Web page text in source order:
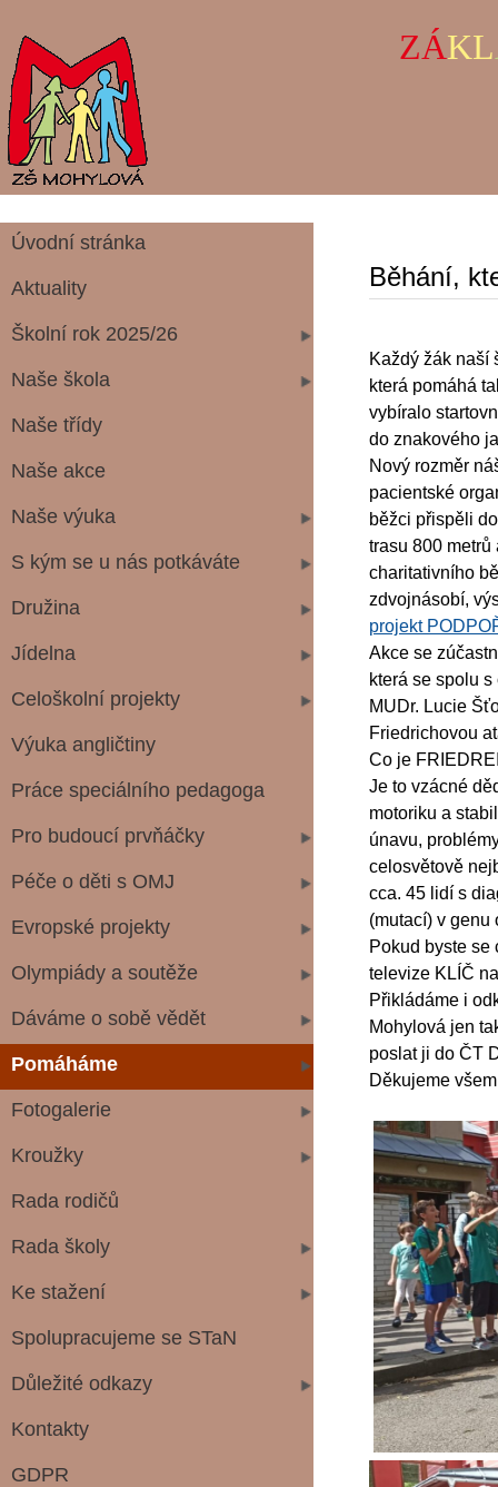
ZÁKL
Úvodní stránka
Aktuality
Školní rok 2025/26
Naše škola
Naše třídy
Naše akce
Naše výuka
S kým se u nás potkáváte
Družina
Jídelna
Celoškolní projekty
Výuka angličtiny
Práce speciálního pedagoga
Pro budoucí prvňáčky
Péče o děti s OMJ
Evropské projekty
Olympiády a soutěže
Dáváme o sobě vědět
Pomáháme
Fotogalerie
Kroužky
Rada rodičů
Rada školy
Ke stažení
Spolupracujeme se STaN
Důležité odkazy
Kontakty
GDPR
Běhání,
Každý žák naší
která pomáhá
vybíralo
do znakového
Nový rozměr
pacientské
běžci přispěli
trasu 800 metrů
charitativního
zdvojnásobí,
projekt
Akce se
která se spolu
MUDr. Lucie
Friedrichovou
Co je
Je to vzácné
motoriku a
únavu,
celosvětově
cca. 45 lidí s
(mutací) v genu
Pokud byste se
televize KLÍČ
Přikládáme i
Mohylová jen
poslat ji do ČT
Děkujeme